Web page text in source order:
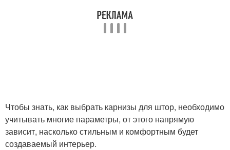
Чтобы знать, как выбрать карнизы для штор, необходимо
учитывать многие параметры, от этого напрямую
зависит, насколько стильным и комфортным будет
создаваемый интерьер.